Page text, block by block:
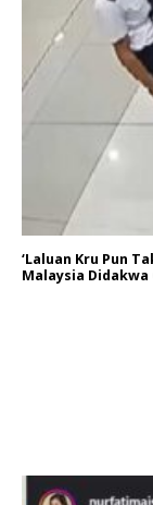
‘Laluan Kru Pun
Malaysia Didakwa